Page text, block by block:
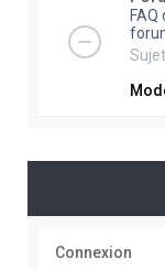
Connexion